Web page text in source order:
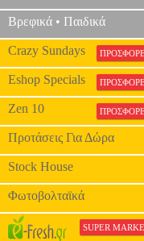
Βρεφικά • Παιδικά
Crazy Sundays
Eshop Specials
Zen 10
Προτάσεις Για Δώρα
Stock House
Φωτοβολταϊκά
SUPER